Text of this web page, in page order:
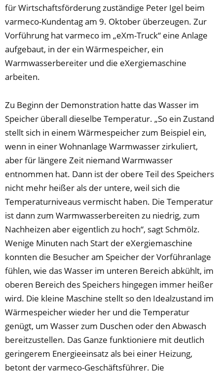
für Wirtschaftsförderung zuständige Peter Igel beim
varmeco-Kundentag am 9. Oktober überzeugen. Zur
Vorführung hat varmeco im „eXm-Truck“ eine Anlage
aufgebaut, in der ein Wärmespeicher, ein
Warmwasserbereiter und die eXergiemaschine
arbeiten.
Zu Beginn der Demonstration hatte das Wasser im
Speicher überall dieselbe Temperatur. „So ein Zustand
stellt sich in einem Wärmespeicher zum Beispiel ein,
wenn in einer Wohnanlage Warmwasser zirkuliert,
aber für längere Zeit niemand Warmwasser
entnommen hat. Dann ist der obere Teil des Speichers
nicht mehr heißer als der untere, weil sich die
Temperaturniveaus vermischt haben. Die Temperatur
ist dann zum Warmwasserbereiten zu niedrig, zum
Nachheizen aber eigentlich zu hoch“, sagt Schmölz.
Wenige Minuten nach Start der eXergiemaschine
konnten die Besucher am Speicher der Vorführanlage
fühlen, wie das Wasser im unteren Bereich abkühlt, im
oberen Bereich des Speichers hingegen immer heißer
wird. Die kleine Maschine stellt so den Idealzustand im
Wärmespeicher wieder her und die Temperatur
genügt, um Wasser zum Duschen oder den Abwasch
bereitzustellen. Das Ganze funktioniere mit deutlich
geringerem Energieeinsatz als bei einer Heizung,
betont der varmeco-Geschäftsführer. Die